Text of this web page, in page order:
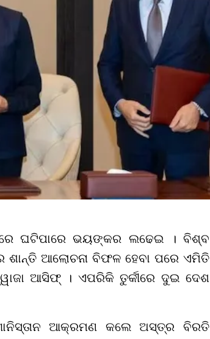
ଘଟିପାରେ ଭୟଙ୍କର ଲଢେଇ । ବିଶ୍ବ
ଆଲୋଚନା ବିଫଳ ହେବା ପରେ ଏମିତି
ଆସିଫ୍ । ଏପରିକି ତୁର୍କୀରେ ଦୁଇ ଦେଶ
ଆକ୍ରମଣ କଲେ ଅସ୍ତ୍ର ବିରତି